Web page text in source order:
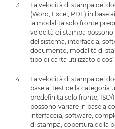
La velocità di stampa dei
(Word, Excel, PDF) in base
la modalità solo fronte
velocità di stampa
del sistema, interfaccia,
documento, modalità di
tipo di carta utilizzato e così
La velocità di stampa dei
base ai test della categoria
predefinita solo fronte, ISO/
possono variare in base a
interfaccia, software,
di stampa, copertura della